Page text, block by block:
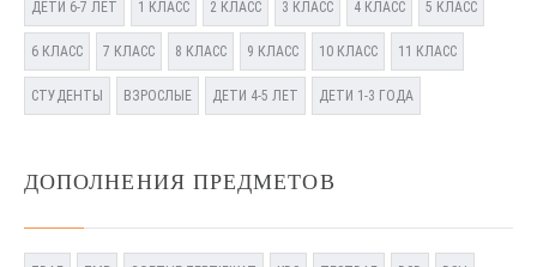
ДЕТИ 6-7 ЛЕТ 1 КЛАСС 2 КЛАСС 3 КЛАСС 4 КЛАСС 5 КЛАСС
6 КЛАСС 7 КЛАСС 8 КЛАСС 9 КЛАСС 10 КЛАСС 11 КЛАСС
СТУДЕНТЫ ВЗРОСЛЫЕ ДЕТИ 4-5 ЛЕТ ДЕТИ 1-3 ГОДА
ДОПОЛНЕНИЯ ПРЕДМЕТОВ